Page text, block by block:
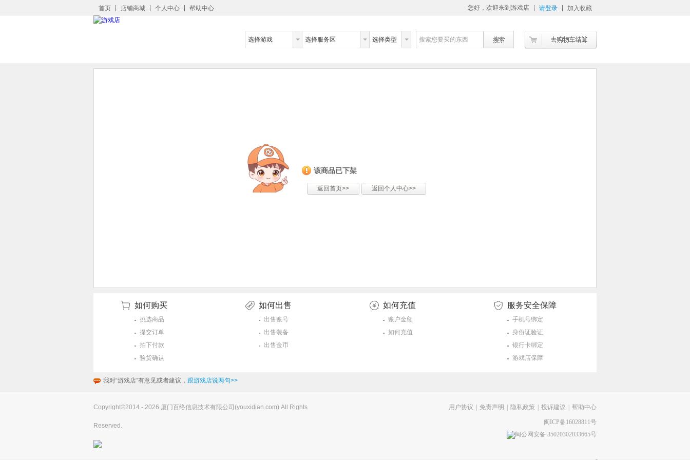
您好，欢迎来到游戏店 请登录 加入收藏
首页 店铺商城 个人中心 帮助中心
选择游戏 选择服务区 选择类型 搜索您要买的东西
该商品已下架
返回首页>> 返回个人中心>>
如何购买
挑选商品
提交订单
拍下付款
验货确认
如何出售
出售账号
出售装备
出售金币
如何充值
账户金额
如何充值
服务安全保障
手机号绑定
身份证验证
银行卡绑定
游戏店保障
我对“游戏店”有意见或者建议， 跟游戏店说两句>>
Copyright©2014 - 2026 厦门百络信息技术有限公司(youxidian.com) All Rights
Reserved.
帮助中心
投诉建议
隐私政策
免责声明
用户协议
闽ICP备16028811号
闽公网安备 35020302033665号